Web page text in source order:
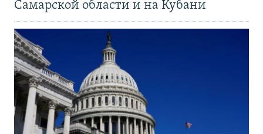
Самарской области и на Кубани